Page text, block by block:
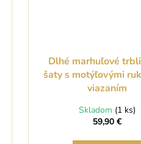
Dlhé marhuľové
šaty s motýľovými
viazaním
Skladom (1 ks)
59,90 €